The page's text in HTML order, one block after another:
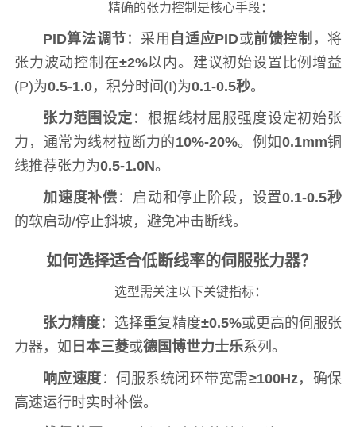
精确的张力控制是核心手段：
PID算法调节 ：采用 自适应PID或前馈控制 ，将
张力波动控制在±2%以内。建议初始设置比例增益
(P)为0.5-1.0，积分时间(I)为0.1-0.5秒。
张力范围设定 ：根据线材屈服强度设定初始张
力，通常为线材拉断力的10%-20%。例如0.1mm铜
线推荐张力为0.5-1.0N。
加速度补偿 ：启动和停止阶段，设置0.1-0.5秒
的软启动/停止斜坡，避免冲击断线。
如何选择适合低断线率的伺服张力器？
选型需关注以下关键指标：
张力精度：选择重复精度±0.5%或更高的伺服张
力器，如 日本三菱或德国博世力士乐系列。
响应速度 ：伺服系统闭环带宽需≥100Hz，确保
高速运行时实时补偿。